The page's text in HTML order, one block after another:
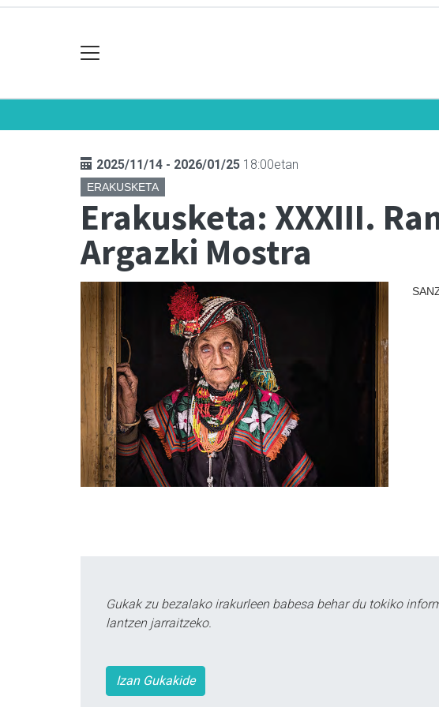
2025/11/14 - 2026/01/25 18:00etan
ERAKUSKETA
Erakusketa: XXXIII.
Argazki Mostra
Gukak zu bezalako irakurleen babesa behar du tokiko
lantzen jarraitzeko.
Izan Gukakide